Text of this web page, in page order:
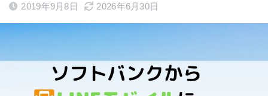
2019年9月8日 2026年6月30日